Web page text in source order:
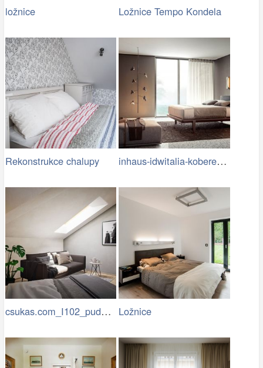
ložnice Ložnice Tempo Kondela
Rekonstrukce chalupy inhaus-idwitalia-koberec-v-loznici-Lido…
csukas.com_I102_pudni garsonka Praha… Ložnice